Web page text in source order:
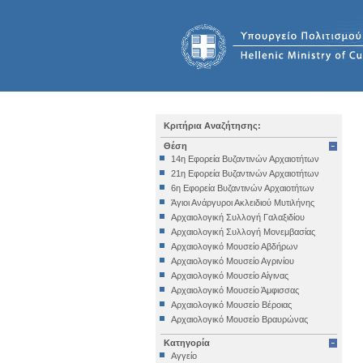
Κριτήρια Αναζήτησης:
Θέση
14η Εφορεία Βυζαντινών Αρχαιοτήτων
21η Εφορεία Βυζαντινών Αρχαιοτήτων
6η Εφορεία Βυζαντινών Αρχαιοτήτων
Άγιοι Ανάργυροι Ακλειδιού Μυτιλήνης
Αρχαιολογική Συλλογή Γαλαξιδίου
Αρχαιολογική Συλλογή Μονεμβασίας
Αρχαιολογικό Μουσείο Αβδήρων
Αρχαιολογικό Μουσείο Αγρινίου
Αρχαιολογικό Μουσείο Αίγινας
Αρχαιολογικό Μουσείο Άμφισσας
Αρχαιολογικό Μουσείο Βέροιας
Αρχαιολογικό Μουσείο Βραυρώνας
Αρχαιολογικό Μουσείο Δελφών
Αρχαιολογικό Μουσείο Ηγουμενίτσας
Κατηγορία
Αγγείο